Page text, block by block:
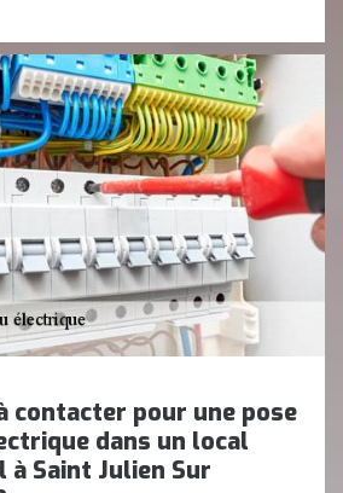
contacter pour une pose
dans un local
Saint Julien Sur